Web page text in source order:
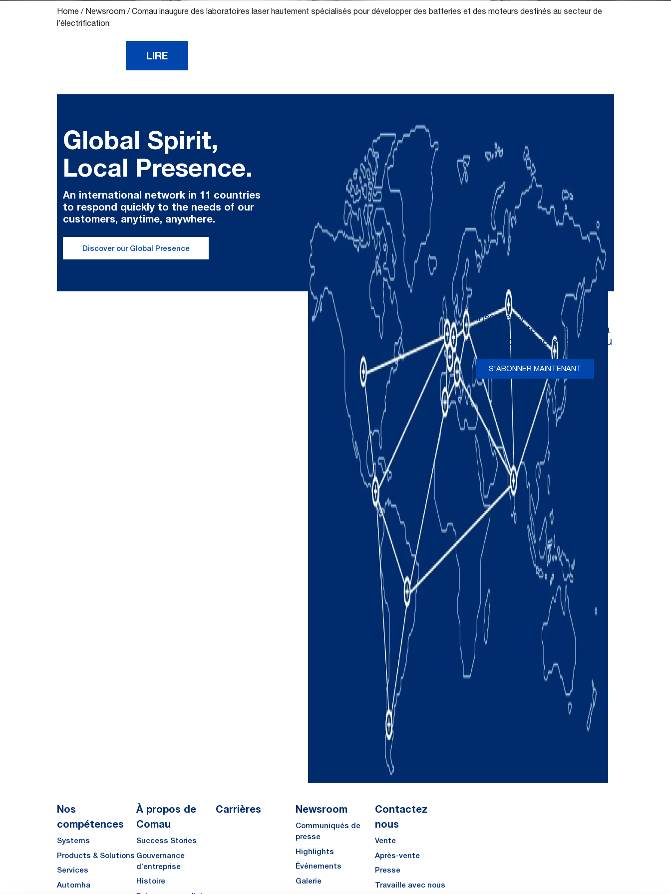
Home / Newsroom /Comau inaugure des laboratoires laser hautement spécialisés pour développer des batteries et des moteurs destinés au secteur de
l’électrification
LIRE
Global Spirit,
Local Presence.
An international network in 11 countries
to respond quickly to the needs of our
customers, anytime, anywhere.
Discover our Global Presence
Nos
compétences
Systems
Products & Solutions
Services
Automha
À propos de
Comau
Success Stories
Gouvernance
d’entreprise
Histoire
Carrières Newsroom
Communiqués de
presse
Highlights
Événements
Galerie
Contactez
nous
Vente
Après-vente
Presse
Travaille avec nous
Inscrivez-vous pour recevoir
les newsletters et les mises à
jour occasionnelles de Comau
S'ABONNER MAINTENANT